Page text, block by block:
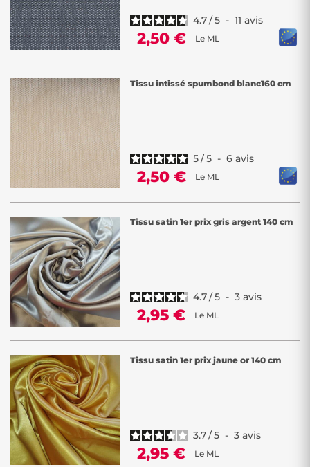
4.7/5 - 11 avis
2,50 € Le ML
Tissu intissé spumbond blanc160 cm
5/5 - 6 avis
2,50 € Le ML
Tissu satin 1er prix gris argent 140 cm
4.7/5 - 3 avis
2,95 € Le ML
Tissu satin 1er prix jaune or 140 cm
3.7/5 - 3 avis
2,95 € Le ML